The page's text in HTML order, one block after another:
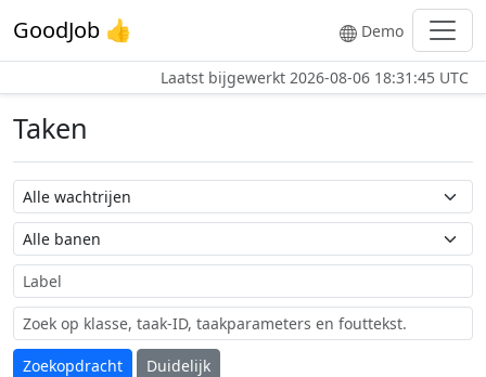
GoodJob 👍 Demo
Laatst bijgewerkt 2026-08-06 18:31:45 UTC
Taken
Wachtrij naam
Taak naam
Label
Zoekopdracht
Duidelijk